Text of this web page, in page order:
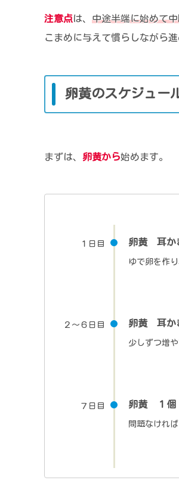
注意点は、 中途半端に始めて
こまめに与えて慣らしながら
卵黄のスケジュー
まずは、 卵黄から始めます。
１日目 卵黄 耳か
ゆで卵を作
２～６日目 卵黄 耳か
少しずつ増
７日目 卵黄 １個
問題なけれ